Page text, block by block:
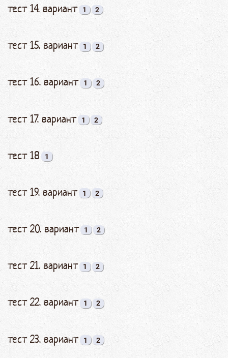
тест 14. вариант 1 2
тест 15. вариант 1 2
тест 16. вариант 1 2
тест 17. вариант 1 2
тест 18 1
тест 19. вариант 1 2
тест 20. вариант 1 2
тест 21. вариант 1 2
тест 22. вариант 1 2
тест 23. вариант 1 2